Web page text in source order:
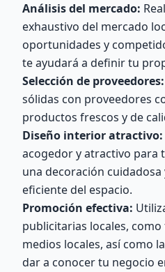
Análisis del mercado:
exhaustivo del mercado
oportunidades y
te ayudará a definir tu
Selección de proveedores:
sólidas con proveedores
productos frescos y de
Diseño interior atractivo:
acogedor y atractivo para
una decoración
eficiente del espacio.
Promoción efectiva:
publicitarias locales,
medios locales, así como
dar a conocer tu negocio